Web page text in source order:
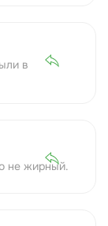
в
не жирный.